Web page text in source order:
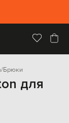
Брюки
для